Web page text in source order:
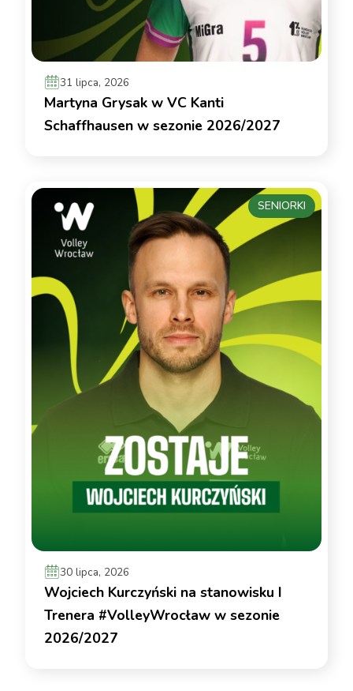
31 lipca, 2026
Martyna Grysak w VC Kanti
Schaffhausen w sezonie 2026/2027
30 lipca, 2026
Wojciech Kurczyński na stanowisku I
Trenera #VolleyWrocław w sezonie
2026/2027
SENIORKI